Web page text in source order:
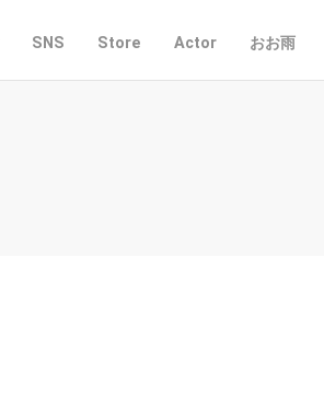
SNS Store Actor おお雨